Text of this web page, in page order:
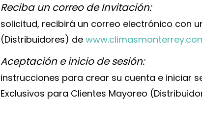
Reciba un correo de Invitación:
solicitud, recibirá un correo electrónico con
(Distribuidores) de
Aceptación e inicio de sesión:
instrucciones para crear su cuenta e iniciar
Exclusivos para Clientes Mayoreo